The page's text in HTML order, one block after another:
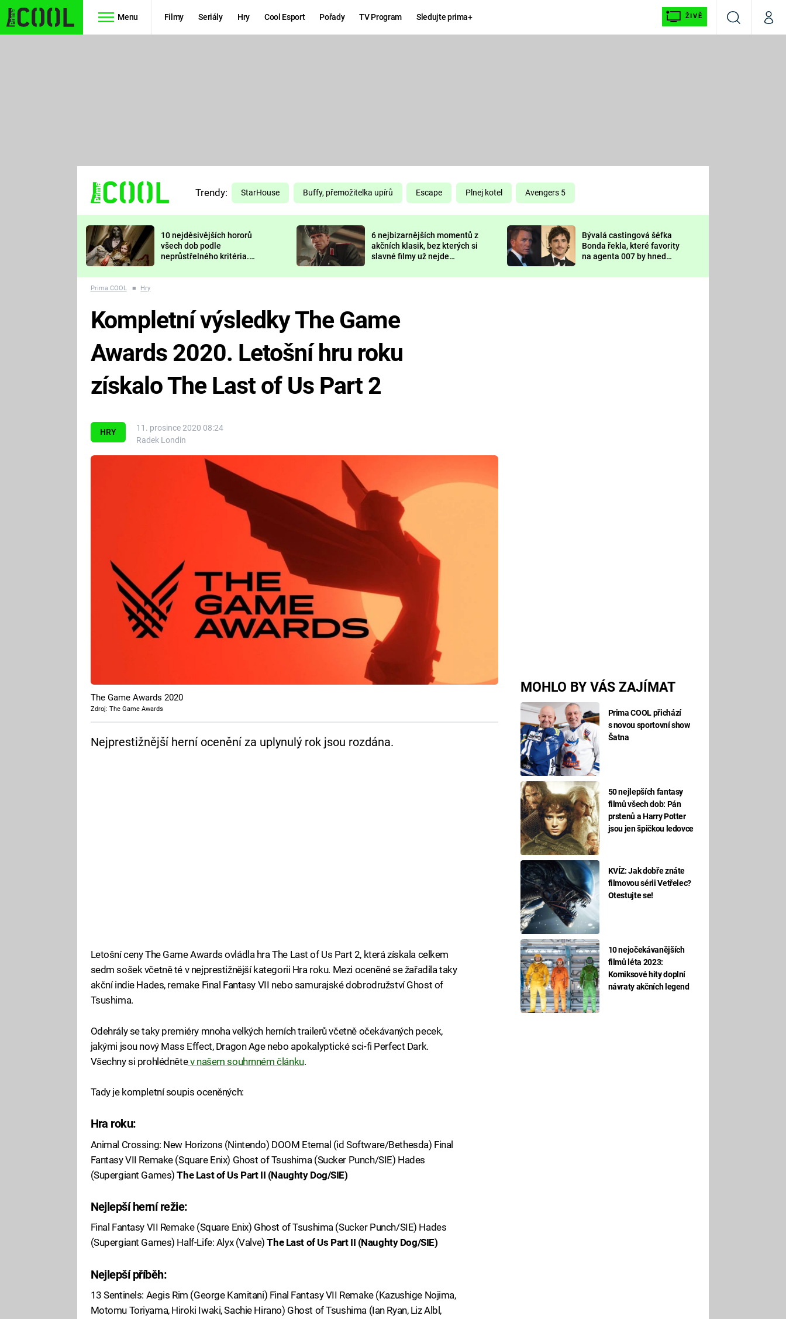
Menu Filmy Seriály Hry Cool Esport Pořady TV Program Sledujte prima+ ŽIVĚ
VyhledáváníMůj
TŘESKU
FUTURAMA
PREDÁTOR
DELIVERANCE
KOMEDIE
CHUCK
NORRIS
DEADPOOL
Prima LAJK
Sledujte nás
Trendy: StarHouse Buffy, přemožitelka upírů Escape Plnej kotel Avengers 5
10 nejděsivějších hororů
všech dob podle
neprůstřelného kritéria.
nejvíc zvednou tep?
6 nejbizarnějších momentů z
akčních klasik, bez kterých si
slavné filmy už nejde
Bývalá castingová šéfka
Bonda řekla, které favority
na agenta 007 by hned
Prima COOL ■ Hry
HRY
11. prosince 2020 08:24
Radek Londin
MOHLO BY VÁS ZAJÍMAT
Prima COOL přichází
s novou sportovní show
Šatna
50 nejlepších fantasy
filmů všech dob: Pán
prstenů a Harry Potter
jsou jen špičkou ledovce
KVÍZ: Jak dobře znáte
filmovou sérii Vetřelec?
Otestujte se!
10 nejočekávanějších
filmů léta 2023:
Komiksové hity doplní
návraty akčních legend
Kompletní výsledky The Game
Awards 2020. Letošní hru roku
získalo The Last of Us Part 2
The Game Awards 2020
Zdroj: The Game Awards
Nejprestižnější herní ocenění za uplynulý rok jsou rozdána.
Letošní ceny The Game Awards ovládla hra The Last of Us Part 2, která získala celkem
sedm sošek včetně té v nejprestižnější kategorii Hra roku. Mezi oceněné se žařadila taky
akční indie Hades, remake Final Fantasy VII nebo samurajské dobrodružství Ghost of
Tsushima.
Odehrály se taky premiéry mnoha velkých herních trailerů včetně očekávaných pecek,
jakými jsou nový Mass Effect, Dragon Age nebo apokalyptické sci-fi Perfect Dark.
Všechny si prohlédnětev našem souhrnném článku.
Tady je kompletní soupis oceněných:
Hra roku:
Animal Crossing: New Horizons (Nintendo) DOOM Eternal (id Software/Bethesda) Final
Fantasy VII Remake (Square Enix) Ghost of Tsushima (Sucker Punch/SIE) Hades
(Supergiant Games)The Last of Us Part II (Naughty Dog/SIE)
Nejlepší herní režie:
Final Fantasy VII Remake (Square Enix) Ghost of Tsushima (Sucker Punch/SIE) Hades
(Supergiant Games) Half-Life: Alyx (Valve)The Last of Us Part II (Naughty Dog/SIE)
Nejlepší příběh:
13 Sentinels: Aegis Rim (George Kamitani) Final Fantasy VII Remake (Kazushige Nojima,
Motomu Toriyama, Hiroki Iwaki, Sachie Hirano) Ghost of Tsushima (Ian Ryan, Liz Albl,